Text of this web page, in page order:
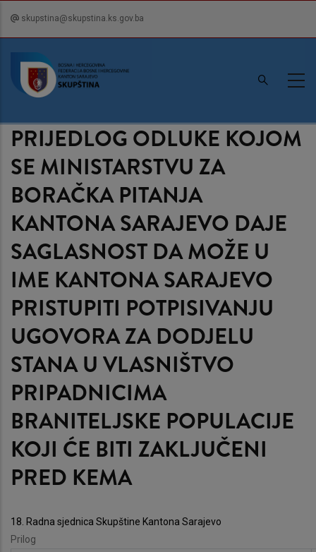
content
skupstina@skupstina.ks.gov.ba
PRIJEDLOG ODLUKE KOJOM
SE MINISTARSTVU ZA
BORAČKA PITANJA
KANTONA SARAJEVO DAJE
SAGLASNOST DA MOŽE U
IME KANTONA SARAJEVO
PRISTUPITI POTPISIVANJU
UGOVORA ZA DODJELU
STANA U VLASNIŠTVO
PRIPADNICIMA
BRANITELJSKE POPULACIJE
KOJI ĆE BITI ZAKLJUČENI
PRED KEMA
18. Radna sjednica Skupštine Kantona Sarajevo
Prilog